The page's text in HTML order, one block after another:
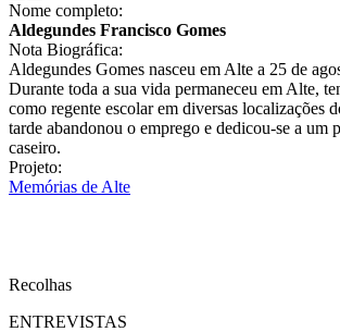
Nome completo:
Aldegundes Francisco Gomes
Nota Biográfica:
Aldegundes Gomes nasceu em Alte a 25 de
Durante toda a sua vida permaneceu em Alte,
como regente escolar em diversas localizações
tarde abandonou o emprego e dedicou-se a um
caseiro.
Projeto:
Memórias de Alte
Recolhas
ENTREVISTAS